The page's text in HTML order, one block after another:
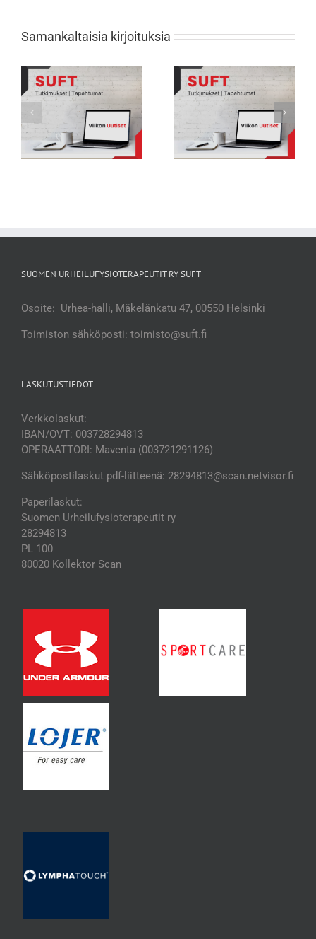
Samankaltaisia kirjoituksia
Viikon Uutiset 232: Tarkkana selän
rasitusmurtumien kanssa
Viikon Uutiset 231: Nuorten
urheilijoiden biologisessa
kehityksessä suuria eroja
SUOMEN URHEILUFYSIOTERAPEUTIT RY SUFT
Osoite: Urhea-halli, Mäkelänkatu 47, 00550 Helsinki
Toimiston sähköposti: toimisto@suft.fi
LASKUTUSTIEDOT
Verkkolaskut:
IBAN/OVT: 003728294813
OPERAATTORI: Maventa (003721291126)
Sähköpostilaskut pdf-liitteenä: 28294813@scan.netvisor.fi
Paperilaskut:
Suomen Urheilufysioterapeutit ry
28294813
PL 100
80020 Kollektor Scan